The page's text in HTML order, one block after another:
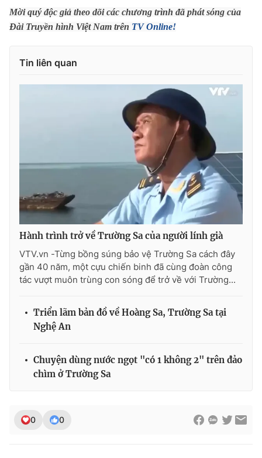
Giải sao mai
Chất lượng cuộc sống
Tuyển sinh
Công nghệ
Giao lưu trực tuyến
Podcast
Photo Infographic
Video Shorts video
VTV Money VTV Thể thao
Thị trường 24h
VTV4 Vươn mình bằng AI
Mời quý độc giả theo dõi các chương trình đã phát sóng của
Đài Truyền hình Việt Nam trên TV Online!
Tin liên quan
Hành trình trở về Trường Sa của người lính già
VTV.vn -Từng bồng súng bảo vệ Trường Sa cách đây
gần 40 năm, một cựu chiến binh đã cùng đoàn công
tác vượt muôn trùng con sóng để trở về với Trường...
Triển lãm bản đồ về Hoàng Sa, Trường Sa tại
Nghệ An
Chuyện dùng nước ngọt "có 1 không 2" trên đảo
chìm ở Trường Sa
0 0